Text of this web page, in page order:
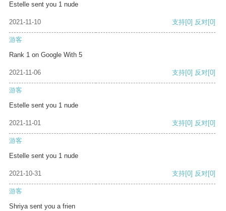
Estelle sent you 1 nude
2021-11-10 支持[0] 反对[0]
游客
Rank 1 on Google With 5
2021-11-06 支持[0] 反对[0]
游客
Estelle sent you 1 nude
2021-11-01 支持[0] 反对[0]
游客
Estelle sent you 1 nude
2021-10-31 支持[0] 反对[0]
游客
Shriya sent you a frien